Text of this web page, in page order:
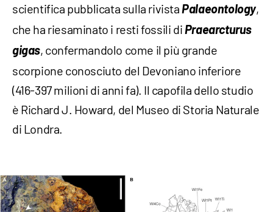
scientifica pubblicata sulla rivistaPalaeontology,
che ha riesaminato i resti fossili diPraearcturus
gigas, confermandolo come il più grande
scorpione conosciuto del Devoniano inferiore
(416-397 milioni di anni fa). Il capofila dello studio
è Richard J. Howard, del Museo di Storia Naturale
di Londra.